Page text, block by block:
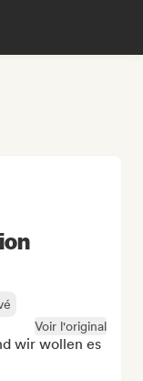
Voir l'original
wir wollen es